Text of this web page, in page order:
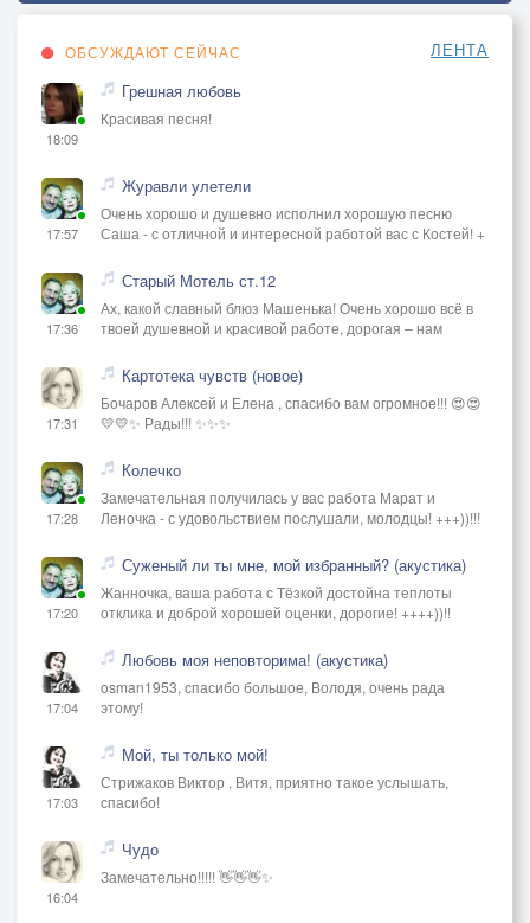
ОБСУЖДАЮТ СЕЙЧАС ЛЕНТА
18:09
Грешная любовь
Красивая песня!
17:57
Журавли улетели
Очень хорошо и душевно исполнил хорошую песню
Саша - с отличной и интересной работой вас с Костей! +
17:36
Старый Мотель ст.12
Ах, какой славный блюз Машенька! Очень хорошо всё в
твоей душевной и красивой работе, дорогая – нам
17:31
Картотека чувств (новое)
Бочаров Алексей и Елена , спасибо вам огромное!!! 😍😍
💛💛✨ Рады!!! ✨✨✨
17:28
Колечко
Замечательная получилась у вас работа Марат и
Леночка - с удовольствием послушали, молодцы! +++))!!!
17:20
Суженый ли ты мне, мой избранный? (акустика)
Жанночка, ваша работа с Тёзкой достойна теплоты
отклика и доброй хорошей оценки, дорогие! ++++))!!
17:04
Любовь моя неповторима! (акустика)
osman1953, спасибо большое, Володя, очень рада
этому!
17:03
Мой, ты только мой!
Стрижаков Виктор , Витя, приятно такое услышать,
спасибо!
16:04
Чудо
Замечательно!!!!! 👋👋👋✨